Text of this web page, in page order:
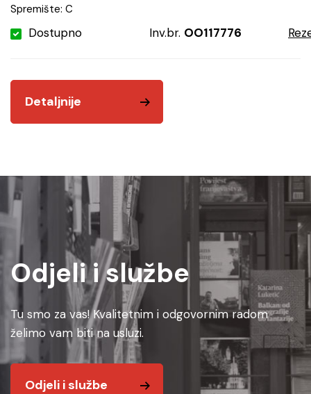
Spremište: C
Dostupno Inv.br. OO117776
Detaljnije
Odjeli i službe
Tu smo za vas! Kvalitetnim i odgovornim radom
želimo vam biti na usluzi.
Odjeli i službe